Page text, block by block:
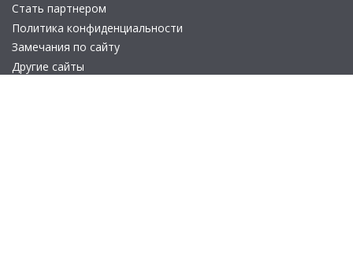
Стать партнером
Политика конфиденциальности
Замечания по сайту
Другие сайты